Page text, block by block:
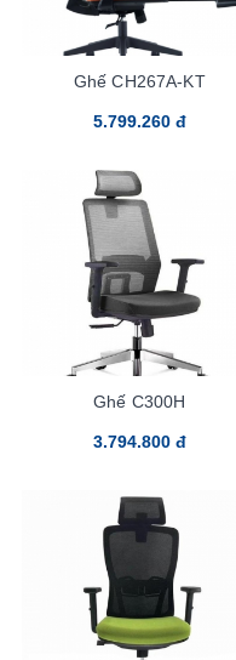
Ghế CH267A-KT
5.799.260 đ
Ghế C300H
3.794.800 đ